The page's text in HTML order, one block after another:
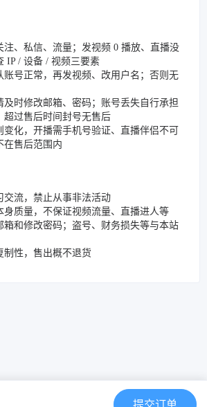
注、私信、流量；发视频 0 播放、直播没
IP / 设备 / 视频三要素
账号正常，再发视频、改用户名；否则无
及时修改邮箱、密码；账号丢失自行承担
超过售后时间封号无售后
变化，开播需手机号验证、直播伴侣不可
在售后范围内
交流，禁止从事非法活动
身质量，不保证视频流量、直播进人等
箱和修改密码；盗号、财务损失等与本站
制性，售出概不退货
提交订单